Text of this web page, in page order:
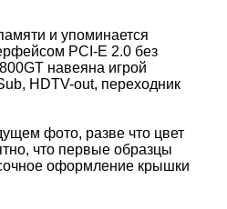
и упоминается
PCI-E 2.0 без
навеяна игрой
HDTV-out, переходник
фото, разве что цвет
что первые образцы
оформление крышки